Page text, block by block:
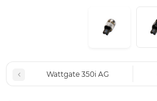
Wattgate 350i AG